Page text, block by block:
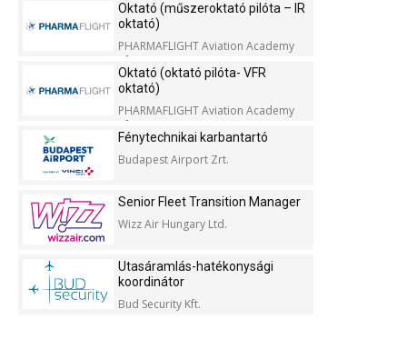
Oktató (műszeroktató pilóta – IR
oktató)
PHARMAFLIGHT Aviation Academy
Kft.
Oktató (oktató pilóta- VFR
oktató)
PHARMAFLIGHT Aviation Academy
Kft.
Fénytechnikai karbantartó
Budapest Airport Zrt.
Senior Fleet Transition Manager
Wizz Air Hungary Ltd.
Utasáramlás-hatékonysági
koordinátor
Bud Security Kft.